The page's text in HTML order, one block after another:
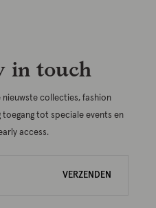
in touch
collecties, fashion
tot speciale events en
access.
VERZENDEN